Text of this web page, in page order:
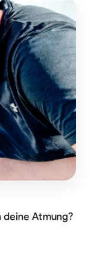
deine Atmung?